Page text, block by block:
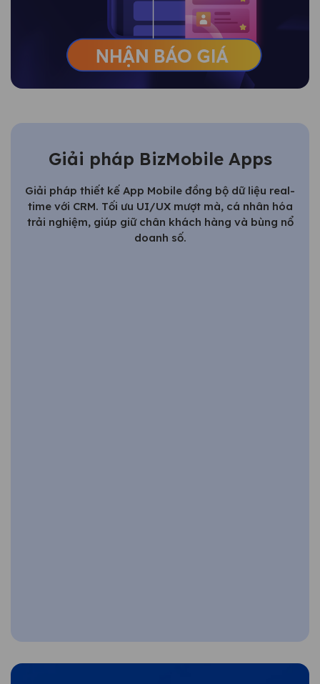
Giải pháp BizMobile Apps
Giải pháp thiết kế App Mobile đồng bộ dữ liệu real-
time với CRM. Tối ưu UI/UX mượt mà, cá nhân hóa
trải nghiệm, giúp giữ chân khách hàng và bùng nổ
doanh số.